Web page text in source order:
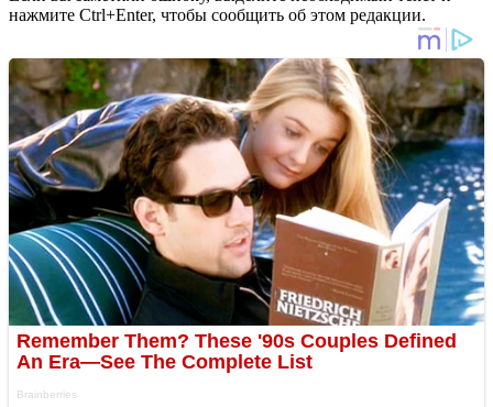
нажмите Ctrl+Enter, чтобы сообщить об этом редакции.